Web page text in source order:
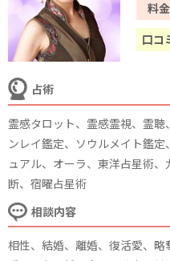
料金
口コ
占術
霊感タロット、霊感霊視、霊
ンレイ鑑定、ソウルメイト鑑
ュアル、オーラ、東洋占星術
断、宿曜占星術
相談内容
相性、結婚、離婚、復活愛、